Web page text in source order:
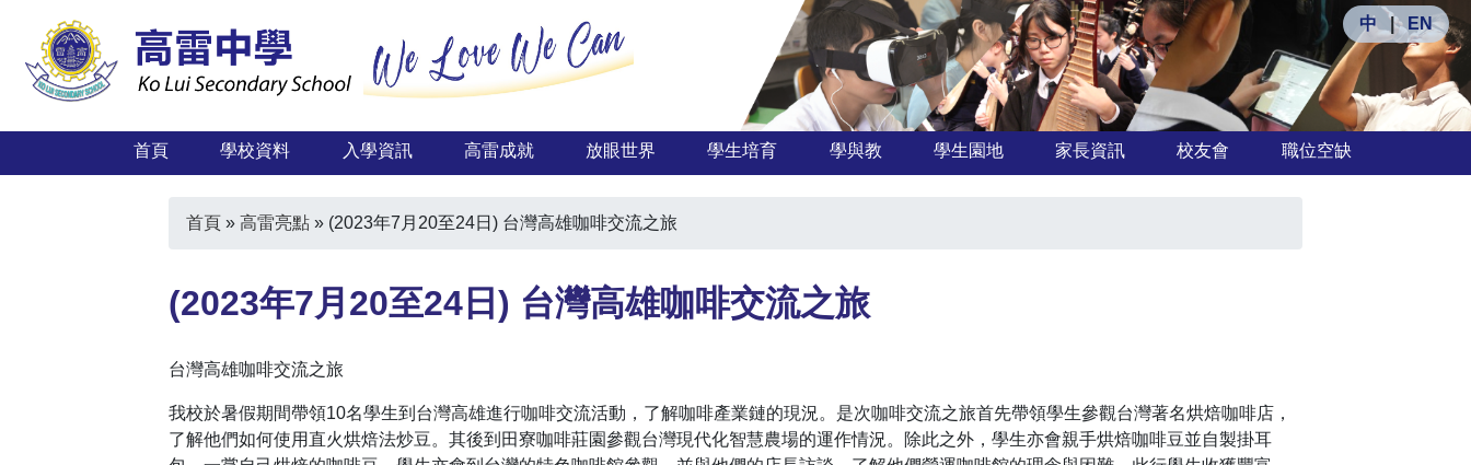
中 | EN
首頁 學校資料 入學資訊 高雷成就 放眼世界 學生培育 學與教 學生園地 家長資訊 校友會 職位空缺
首頁 »高雷亮點 » (2023年7月20至24日) 台灣高雄咖啡交流之旅
(2023年7月20至24日) 台灣高雄咖啡交流之旅
台灣高雄咖啡交流之旅
我校於暑假期間帶領10名學生到台灣高雄進行咖啡交流活動，了解咖啡產業鏈的現況。是次咖啡交流之旅首先帶領學生參觀台灣著名烘焙咖啡店，
了解他們如何使用直火烘焙法炒豆。其後到田寮咖啡莊園參觀台灣現代化智慧農場的運作情況。除此之外，學生亦會親手烘焙咖啡豆並自製掛耳